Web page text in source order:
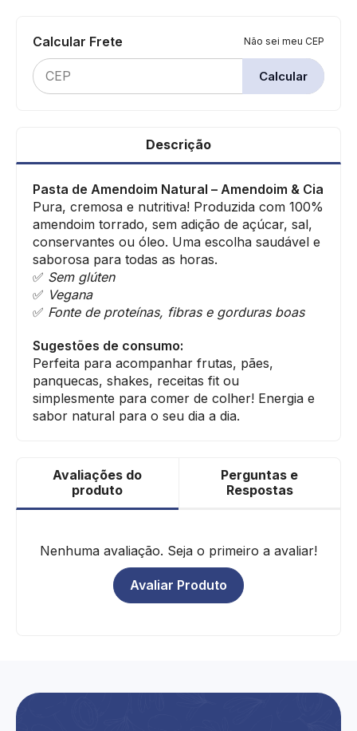
Calcular Frete Não sei meu CEP
Calcular
Descrição
Pasta de Amendoim Natural – Amendoim & Cia
Pura, cremosa e nutritiva! Produzida com 100%
amendoim torrado, sem adição de açúcar, sal,
conservantes ou óleo. Uma escolha saudável e
saborosa para todas as horas.
✅ Sem glúten
✅ Vegana
✅ Fonte de proteínas, fibras e gorduras boas
Sugestões de consumo:
Perfeita para acompanhar frutas, pães,
panquecas, shakes, receitas fit ou
simplesmente para comer de colher! Energia e
sabor natural para o seu dia a dia.
Avaliações do
produto
Perguntas e
Respostas
Nenhuma avaliação. Seja o primeiro a avaliar!
Avaliar Produto